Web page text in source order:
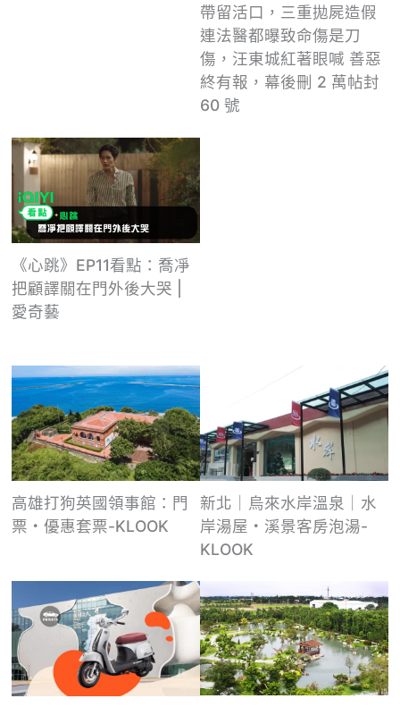
帶留活口，三重拋屍造假
連法醫都曝致命傷是刀
傷，汪東城紅著眼喊 善惡
終有報，幕後刪 2 萬帖封
60 號
《心跳》EP11看點：喬凈
把顧譯關在門外後大哭 |
愛奇藝
高雄打狗英國領事館：門
票・優惠套票-KLOOK
新北｜烏來水岸溫泉｜水
岸湯屋・溪景客房泡湯-
KLOOK